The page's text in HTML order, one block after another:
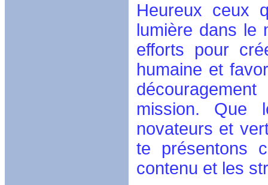
Heureux ceux
lumière dans le
efforts pour
humaine et
mission. Que
novateurs et
te présentons
contenu et les